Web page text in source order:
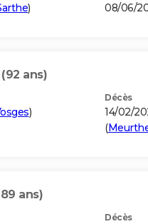
) 08/06/
(92 ans)
)
Décès
14/02/
(
ans)
Décès